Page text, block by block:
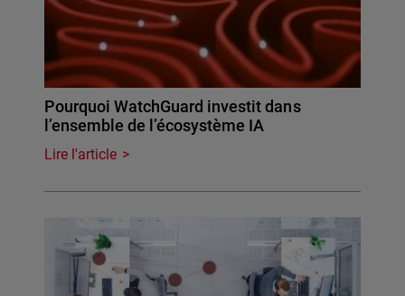
Pourquoi WatchGuard investit dans
l’ensemble de l’écosystème IA
Lire l'article